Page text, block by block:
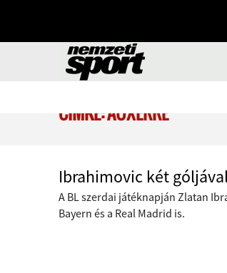
CÍMKE: AUXERRE
Ibrahimovic két
A BL szerdai játéknapján Zlatan
Bayern és a Real Madrid is.